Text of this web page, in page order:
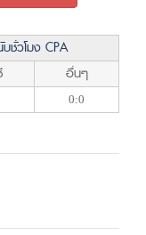
ชั่วโมง CPA
อื่นๆ
0:0